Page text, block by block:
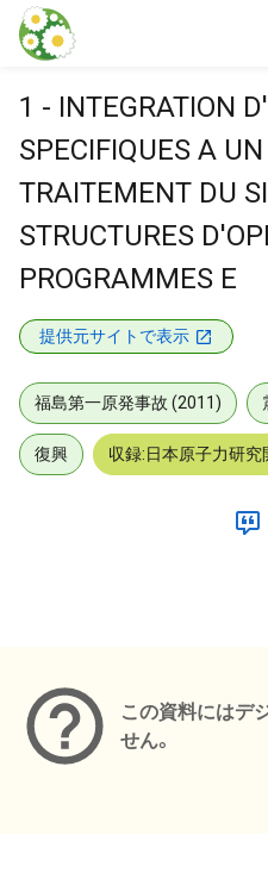
本文に飛ぶ
1 - INTEGRATION
SPECIFIQUES A
TRAITEMENT DU
STRUCTURES
PROGRAMMES E
提供元サイトで表示
福島第一原発事故 (2011)
復興 収録:日本原子力研
この資料にはデ
せん。